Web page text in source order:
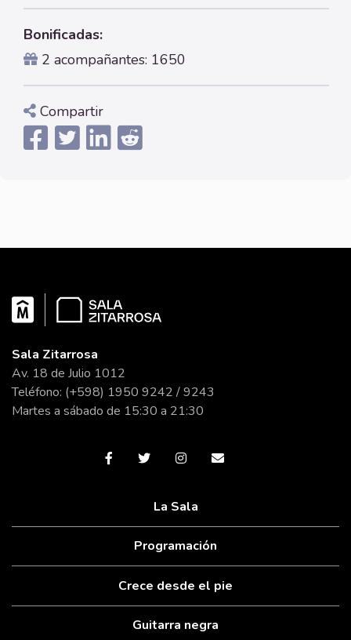
Bonificadas:
2 acompañantes: 1650
Compartir
Sala Zitarrosa
Av. 18 de Julio 1012
Teléfono: (+598) 1950 9242 / 9243
Martes a sábado de 15:30 a 21:30
La Sala
Programación
Crece desde el pie
Guitarra negra